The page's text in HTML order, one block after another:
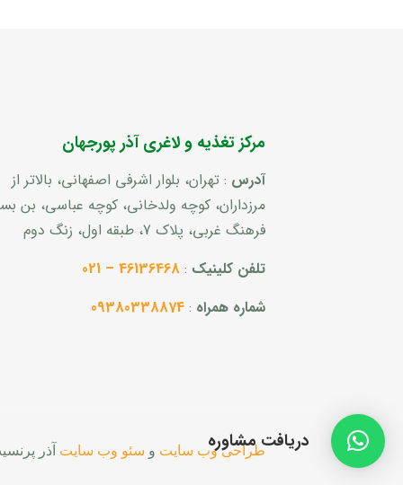
مرکز تغذیه و لاغری آذر پورجهان
آدرس : تهران، بلوار اشرفی اصفهانی، بالاتر از
مرزداران، کوچه ولدخانی، کوچه عباسی، بن
فرهنگ غربی، پلاک 7، طبقه اول، زنگ دوم
تلفن کلینیک :
46136468 – 021
شماره همراه :
09380338874
طراحی وب سایت و سئو وب سایت آذر دریافت مشاوره